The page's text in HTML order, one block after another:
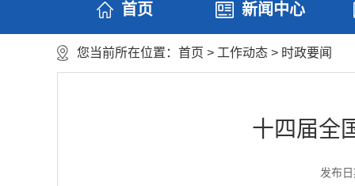
首页 新闻中心
您当前所在位置： 首页 > 工作动态 > 时政要闻
十四届全
发布日